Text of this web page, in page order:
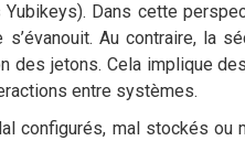
Dans cette
Au contraire, la
des jetons. Cela implique
entre systèmes.
configurés, mal stockés ou